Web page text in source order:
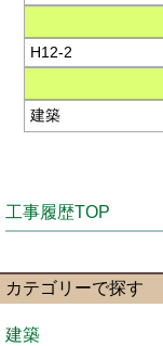
H12-2
建築
工事履歴TOP
カテゴリーで探す
建築